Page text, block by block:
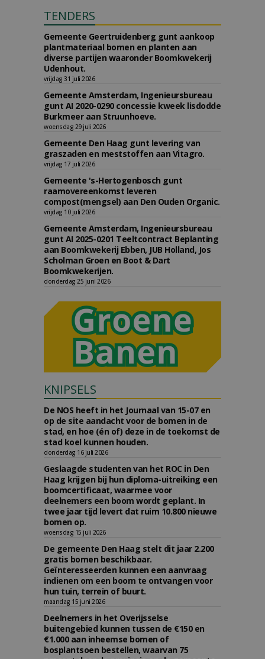
TENDERS
Gemeente Geertruidenberg gunt aankoop
plantmateriaal bomen en planten aan
diverse partijen waaronder Boomkwekerij
Udenhout.
vrijdag 31 juli 2026
Gemeente Amsterdam, Ingenieursbureau
gunt AI 2020-0290 concessie kweek lisdodde
Burkmeer aan Struunhoeve.
woensdag 29 juli 2026
Gemeente Den Haag gunt levering van
graszaden en meststoffen aan Vitagro.
vrijdag 17 juli 2026
Gemeente 's-Hertogenbosch gunt
raamovereenkomst leveren
compost(mengsel) aan Den Ouden Organic.
vrijdag 10 juli 2026
Gemeente Amsterdam, Ingenieursbureau
gunt AI 2025-0201 Teeltcontract Beplanting
aan Boomkwekerij Ebben, JUB Holland, Jos
Scholman Groen en Boot & Dart
Boomkwekerijen.
donderdag 25 juni 2026
KNIPSELS
De NOS heeft in het Journaal van 15-07 en
op de site aandacht voor de bomen in de
stad, en hoe (én of) deze in de toekomst de
stad koel kunnen houden.
donderdag 16 juli 2026
Geslaagde studenten van het ROC in Den
Haag krijgen bij hun diploma-uitreiking een
boomcertificaat, waarmee voor
deelnemers een boom wordt geplant. In
twee jaar tijd levert dat ruim 10.800 nieuwe
bomen op.
woensdag 15 juli 2026
De gemeente Den Haag stelt dit jaar 2.200
gratis bomen beschikbaar.
Geïnteresseerden kunnen een aanvraag
indienen om een boom te ontvangen voor
hun tuin, terrein of buurt.
maandag 15 juni 2026
Deelnemers in het Overijsselse
buitengebied kunnen tussen de €150 en
€1.000 aan inheemse bomen of
bosplantsoen bestellen, waarvan 75